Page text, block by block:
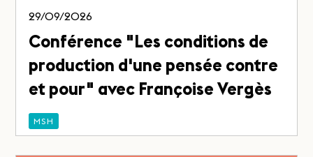
29/09/2026
Conférence "Les conditions de
production d'une pensée contre
et pour" avec Françoise Vergès
MSH